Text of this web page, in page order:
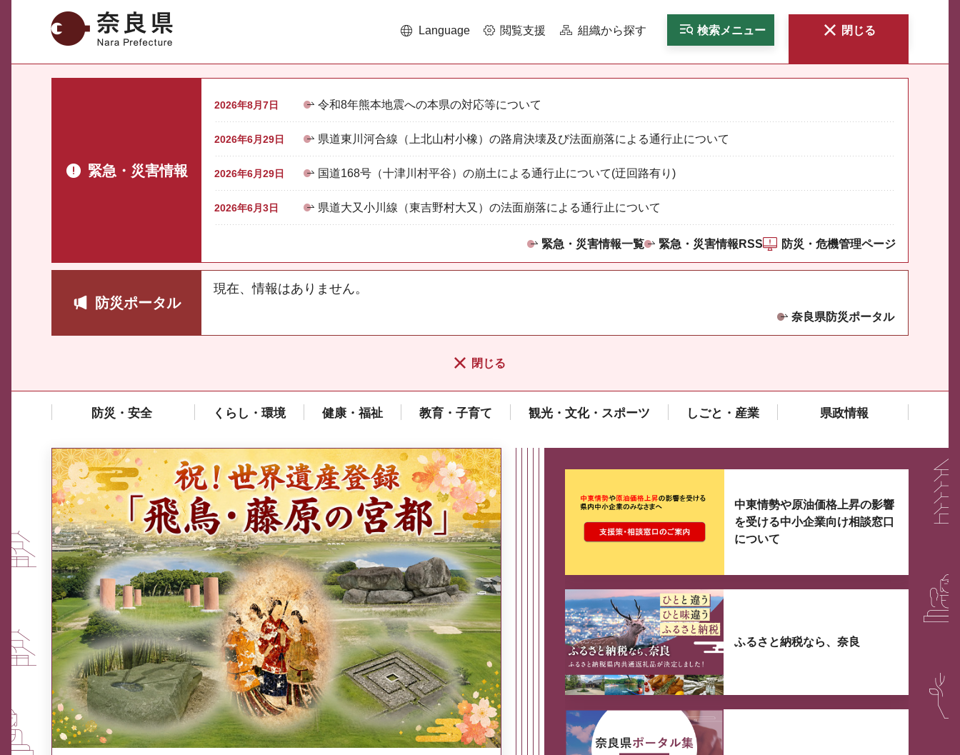
奈良県 Language 閲覧支援 組織から探す 検索メニュー 閉じる
緊急・災害情報
2026年8月7日 令和8年熊本地震への本県の対応等について
2026年6月29日 県道東川河合線（上北山村小橡）の路肩決壊及び法面崩落による通行止について
2026年6月29日 国道168号（十津川村平谷）の崩土による通行止について(迂回路有り)
2026年6月3日 県道大又小川線（東吉野村大又）の法面崩落による通行止について
緊急・災害情報一覧 緊急・災害情報RSS 防災・危機管理ページ
防災ポータル
現在、情報はありません。
奈良県防災ポータル
閉じる
防災・安全 くらし・環境 健康・福祉 教育・子育て 観光・文化・スポーツ しごと・産業 県政情報
ここから最大3つずつ情報が表示されるスライダーがあります。
中東情勢や原油価格上昇の影響
を受ける中小企業向け相談窓口
について
ふるさと納税なら、奈良
県広報誌「県民だより奈良」
2026年8月号
奈良県政策集
中東情勢や原油価格上昇の影響
を受ける中小企業向け相談窓口
について
ふるさと納税なら、奈良